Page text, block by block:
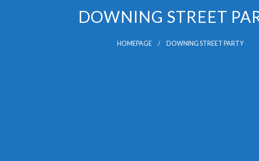
DOWNING STREET
HOMEPAGE DOWNING STREET PARTY